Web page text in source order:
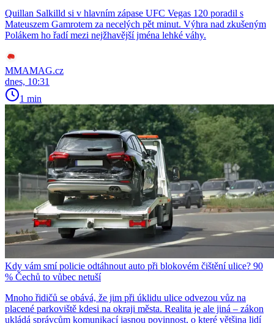
Quillan Salkilld si v hlavním zápase UFC Vegas 120 poradil s
Mateuszem Gamrotem za necelých pět minut. Výhra nad zkušeným
Polákem ho řadí mezi nejžhavější jména lehké váhy.
MMAMAG.cz
dnes, 10:31
1 min
Kdy vám smí policie odtáhnout auto při blokovém čištění ulice? 90
% Čechů to vůbec netuší
Mnoho řidičů se obává, že jim při úklidu ulice odvezou vůz na
placené parkoviště kdesi na okraji města. Realita je ale jiná – zákon
ukládá správcům komunikací jasnou povinnost, o které většina lidí